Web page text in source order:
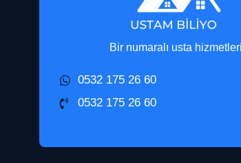
Bir numaralı usta hizmetleri
0532 175 26 60
0532 175 26 60